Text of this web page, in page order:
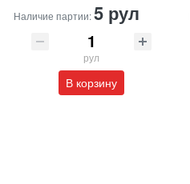
Наличие партии:5 рул
рул
В корзину